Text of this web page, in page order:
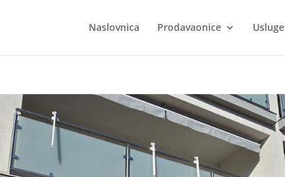
Naslovnica Prodavaonice Usluge